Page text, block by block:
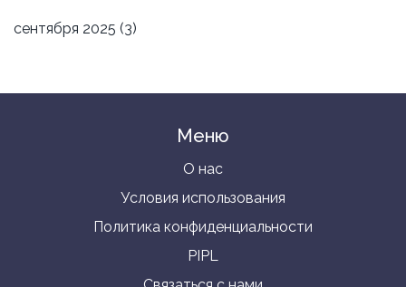
сентября 2025 (3)
Меню
О нас
Условия использования
Политика конфиденциальности
PIPL